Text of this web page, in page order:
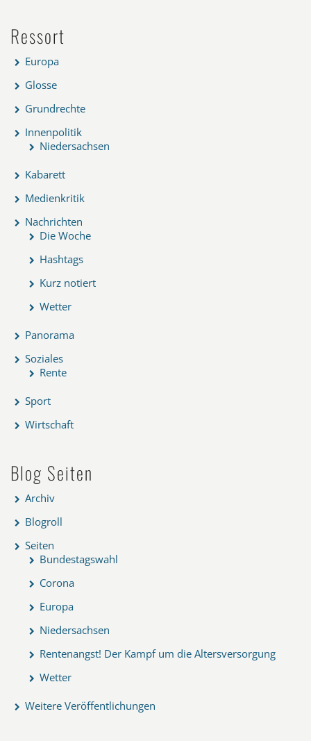
Ressort
Europa
Glosse
Grundrechte
Innenpolitik
Niedersachsen
Kabarett
Medienkritik
Nachrichten
Die Woche
Hashtags
Kurz notiert
Wetter
Panorama
Soziales
Rente
Sport
Wirtschaft
Blog Seiten
Archiv
Blogroll
Seiten
Bundestagswahl
Corona
Europa
Niedersachsen
Rentenangst! Der Kampf um die Altersversorgung
Wetter
Weitere Veröffentlichungen